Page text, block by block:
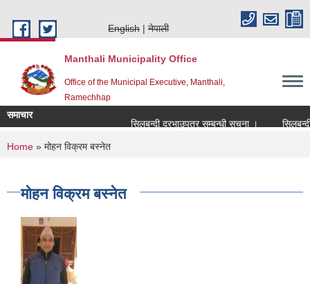
English
नेपाली
Manthali Municipality Office
Office of the Municipal Executive, Manthali,
Ramechhap
समाचार
सिलबन्दी दरभाउपत्र सम्बन्धी सूचना ।
सिलबन्दी
You are here
Home » मोहन विक्रम बस्नेत
मोहन विक्रम बस्नेत